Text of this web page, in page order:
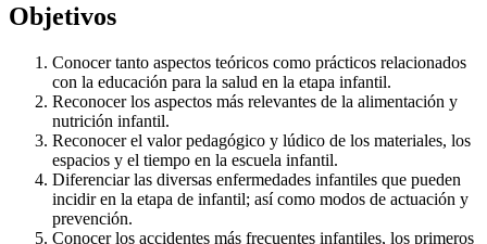
Objetivos
Conocer tanto aspectos teóricos como prácticos relacionados
con la educación para la salud en la etapa infantil.
Reconocer los aspectos más relevantes de la alimentación y
nutrición infantil.
Reconocer el valor pedagógico y lúdico de los materiales, los
espacios y el tiempo en la escuela infantil.
Diferenciar las diversas enfermedades infantiles que pueden
incidir en la etapa de infantil; así como modos de actuación y
prevención.
Conocer los accidentes más frecuentes infantiles, los primeros